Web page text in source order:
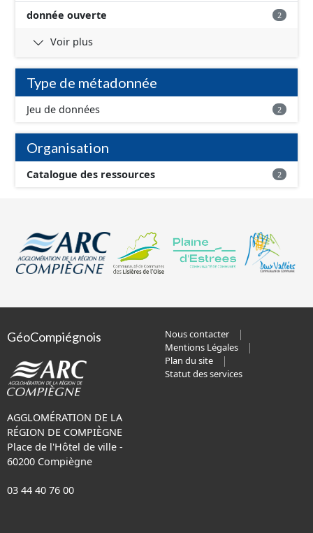
donnée ouverte 2
Voir plus
Type de métadonnée
Jeu de données 2
Organisation
Catalogue des ressources 2
GéoCompiégnois
AGGLOMÉRATION DE LA
RÉGION DE COMPIÈGNE
Place de l'Hôtel de ville -
60200 Compiègne
03 44 40 76 00
Nous contacter
Mentions Légales
Plan du site
Statut des services